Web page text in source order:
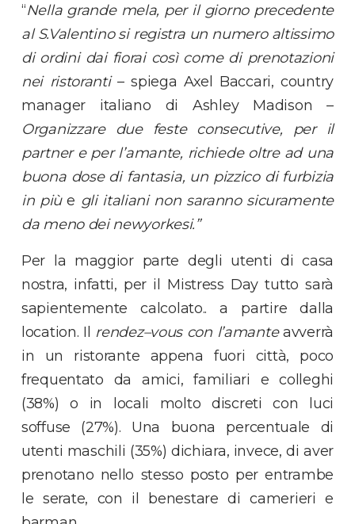
“Nella grande mela, per il giorno precedente
al S.Valentino si registra un numero altissimo
di ordini dai fiorai così come di prenotazioni
nei ristoranti– spiega Axel Baccari, country
manager italiano di Ashley Madison –
Organizzare due feste consecutive, per il
partner e per l’amante, richiede oltre ad una
buona dose di fantasia, un pizzico di furbizia
in piùe gli italiani non saranno sicuramente
da meno dei newyorkesi.”
Per la maggior parte degli utenti di casa
nostra, infatti, per il Mistress Day tutto sarà
sapientemente calcolato.. a partire dalla
location. Il rendez–vous con l’amanteavverrà
in un ristorante appena fuori città, poco
frequentato da amici, familiari e colleghi
(38%) o in locali molto discreti con luci
soffuse (27%). Una buona percentuale di
utenti maschili (35%) dichiara, invece, di aver
prenotano nello stesso posto per entrambe
le serate, con il benestare di camerieri e